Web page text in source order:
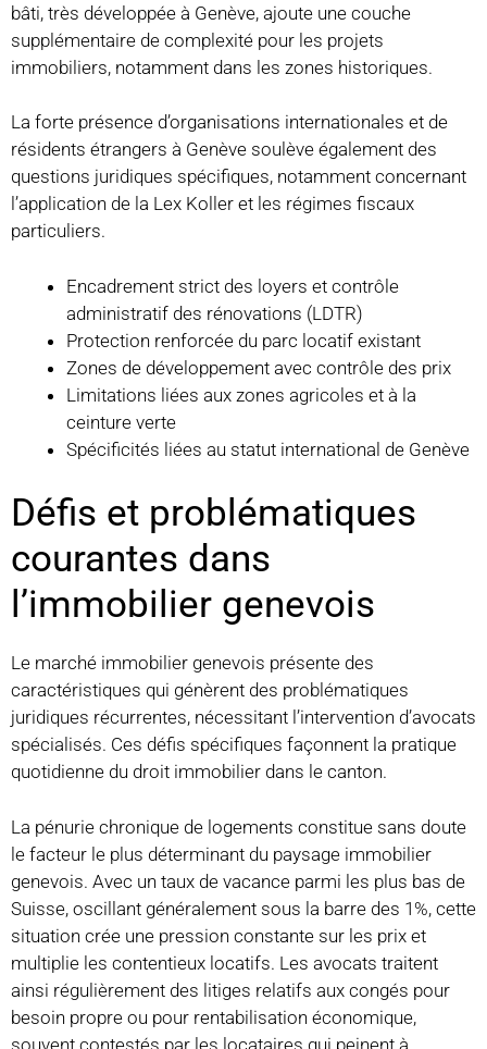
bâti, très développée à Genève, ajoute une couche
supplémentaire de complexité pour les projets
immobiliers, notamment dans les zones historiques.
La forte présence d’organisations internationales et de
résidents étrangers à Genève soulève également des
questions juridiques spécifiques, notamment concernant
l’application de la Lex Koller et les régimes fiscaux
particuliers.
Encadrement strict des loyers et contrôle
administratif des rénovations (LDTR)
Protection renforcée du parc locatif existant
Zones de développement avec contrôle des prix
Limitations liées aux zones agricoles et à la
ceinture verte
Spécificités liées au statut international de Genève
Défis et problématiques
courantes dans
l’immobilier genevois
Le marché immobilier genevois présente des
caractéristiques qui génèrent des problématiques
juridiques récurrentes, nécessitant l’intervention d’avocats
spécialisés. Ces défis spécifiques façonnent la pratique
quotidienne du droit immobilier dans le canton.
La pénurie chronique de logements constitue sans doute
le facteur le plus déterminant du paysage immobilier
genevois. Avec un taux de vacance parmi les plus bas de
Suisse, oscillant généralement sous la barre des 1%, cette
situation crée une pression constante sur les prix et
multiplie les contentieux locatifs. Les avocats traitent
ainsi régulièrement des litiges relatifs aux congés pour
besoin propre ou pour rentabilisation économique,
souvent contestés par les locataires qui peinent à